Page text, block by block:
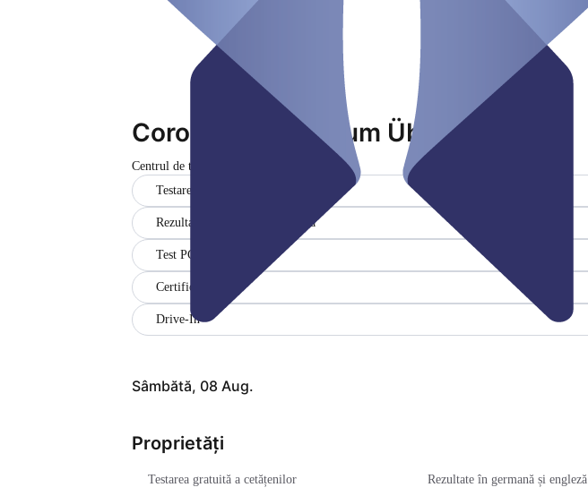
Corona Testzentrum Überseestadt
Centrul de testare
Testarea gratuită a cetățenilor
Rezultate în germană și engleză
Test PCR
Certificat
Drive-In
Sâmbătă, 08 Aug.
Proprietăți
Testarea gratuită a cetățenilor
Rezultate în germană și engleză